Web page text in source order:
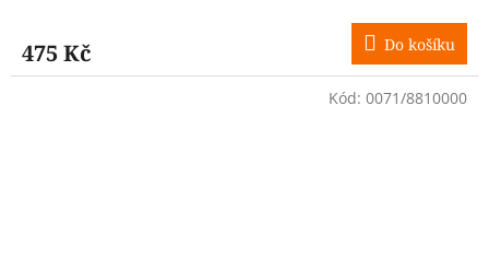
475 Kč Do košíku
Kód: 0071/8810000